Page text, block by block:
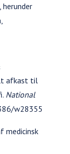
herunder
afkast til
National
w28355
medicinsk